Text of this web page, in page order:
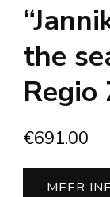
the
€691.00
MEER